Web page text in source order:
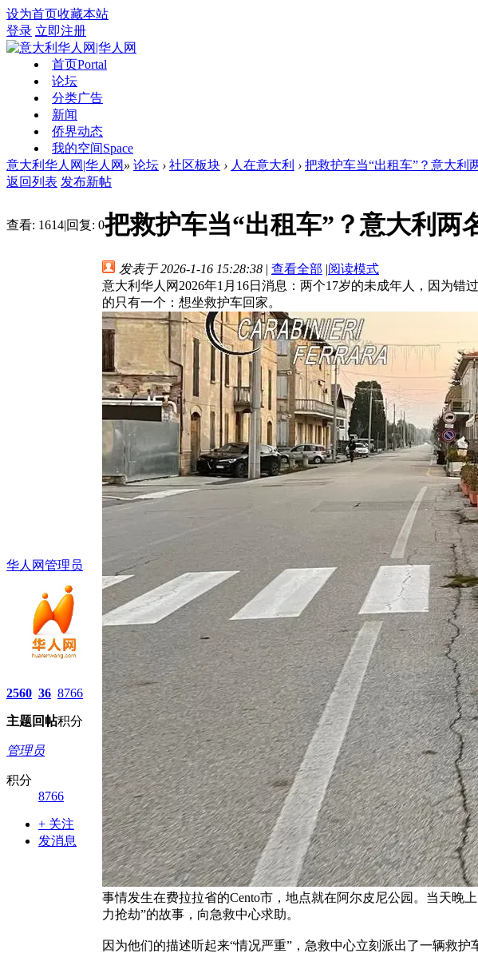
设为首页收藏本站
登录 立即注册
首页Portal
论坛
分类广告
新闻
侨界动态
我的空间Space
意大利华人网|华人网 » 论坛 › 社区板块 › 人在意大利 › 把救护车当“出租车”？意大利
返回列表 发布新帖
查看: 1614|回复: 0把救护车当“出租车”？意大利两
华人网管理员
2560
主题
36
回帖
8766
积分
管理员
积分
8766
+ 关注
发消息
发表于 2026-1-16 15:28:38 | 查看全部 |阅读模式
意大利华人网2026年1月16日消息：两个17岁的未成年人，因为
的只有一个：想坐救护车回家。
事情发生在费拉拉省的Cento市，地点就在阿尔皮尼公园。当天晚
力抢劫”的故事，向急救中心求助。
因为他们的描述听起来“情况严重”，急救中心立刻派出了一辆救